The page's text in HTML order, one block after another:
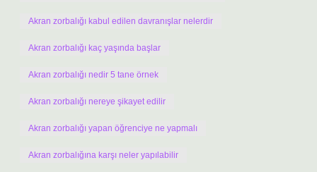
Akran zorbalığı kabul edilen davranışlar nelerdir
Akran zorbalığı kaç yaşında başlar
Akran zorbalığı nedir 5 tane örnek
Akran zorbalığı nereye şikayet edilir
Akran zorbalığı yapan öğrenciye ne yapmalı
Akran zorbalığına karşı neler yapılabilir